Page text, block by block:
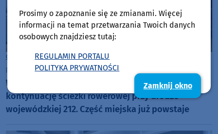
Gmina Chojnice
piątek, 7 sierpnia 2026, 09:36
Władze gminy Chojnice podpisały umowę na
kontynuację ścieżki rowerowej przy drodze
wojewódzkiej 212. Część miejska już powstaje
Prosimy o zapoznanie się ze zmianami. Więcej
informacji na temat przetwarzania Twoich danych
osobowych znajdziesz tutaj:
REGULAMIN PORTALU
POLITYKA PRYWATNOŚCI
Zamknij okno